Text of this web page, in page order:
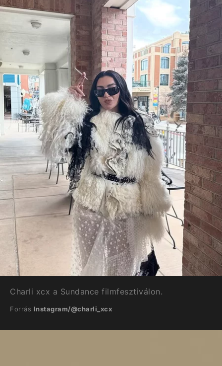
Charli xcx a Sundance filmfesztiválon.
Forrás Instagram/@charli_xcx